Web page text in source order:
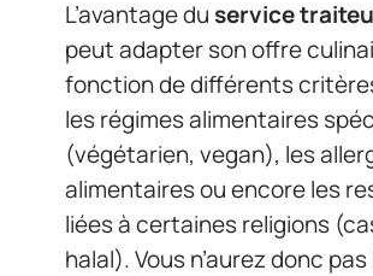
L’avantage du service
peut adapter son offre
fonction de différents
les régimes alimentaires
(végétarien, vegan), les
alimentaires ou encore les
liées à certaines religions
halal). Vous n’aurez donc